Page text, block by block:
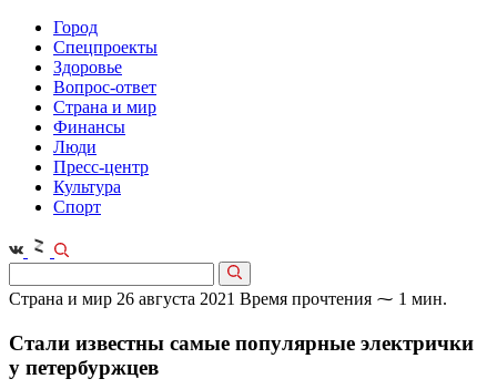
Город
Спецпроекты
Здоровье
Вопрос-ответ
Страна и мир
Финансы
Люди
Пресс-центр
Культура
Спорт
Страна и мир 26 августа 2021 Время прочтения ⁓ 1 мин.
Стали известны самые популярные электрички
у петербуржцев